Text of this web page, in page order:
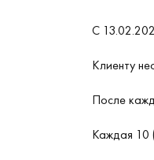
С
Клиенту
После
Каждая 10